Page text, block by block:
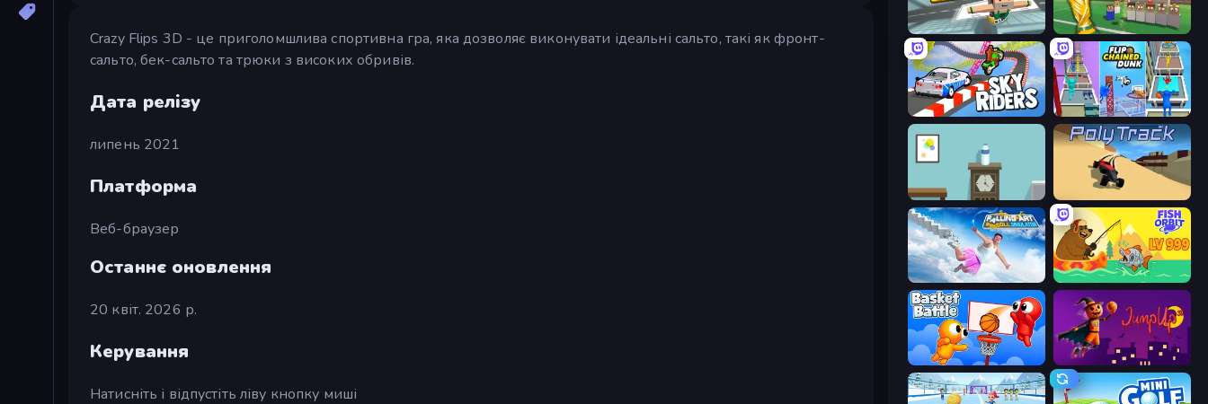
Crazy Flips 3D - це приголомшлива спортивна гра, яка дозволяє виконувати ідеальні сальто, такі як фронт-
сальто, бек-сальто та трюки з високих обривів.
Дата релізу
липень 2021
Платформа
Веб-браузер
Останнє оновлення
20 квіт. 2026 р.
Керування
Натисніть і відпустіть ліву кнопку миші
Jetpack Jump Free Kicks World Cup 2026
Sky Riders Flipped Chain Dunk
Flip Bottle
Falling Art Ragdoll Simulator Fish Orbit
Basket Battle Jump Up 3D